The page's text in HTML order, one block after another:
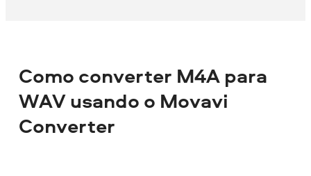
Como converter M4A para
WAV usando o Movavi
Converter